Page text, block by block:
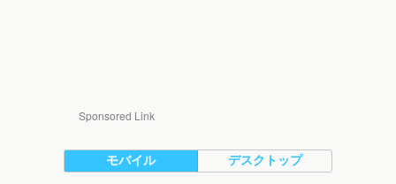
Sponsored Link
モバイル デスクトップ